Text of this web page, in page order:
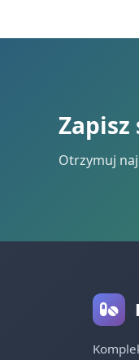
Otrzymuj